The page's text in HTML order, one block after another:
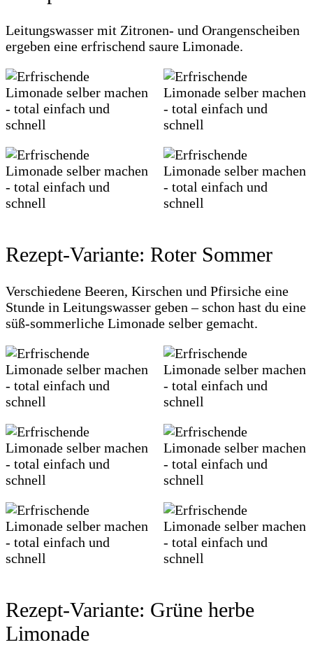
Leitungswasser mit Zitronen- und Orangenscheiben
ergeben eine erfrischend saure Limonade.
Rezept-Variante: Roter Sommer
Verschiedene Beeren, Kirschen und Pfirsiche eine
Stunde in Leitungswasser geben – schon hast du eine
süß-sommerliche Limonade selber gemacht.
Rezept-Variante: Grüne herbe
Limonade